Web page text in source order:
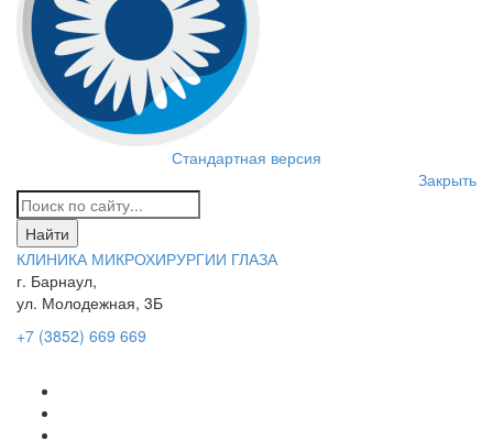
Стандартная версия
Закрыть
КЛИНИКА МИКРОХИРУРГИИ ГЛАЗА
г. Барнаул,
ул. Молодежная, 3Б
+7 (3852) 669 669